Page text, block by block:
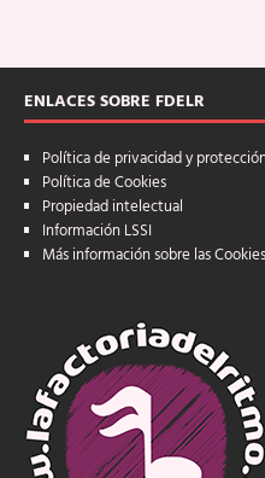
ENLACES SOBRE FDELR
Política de privacidad y
Política de Cookies
Propiedad intelectual
Información LSSI
Más información sobre las Cookies